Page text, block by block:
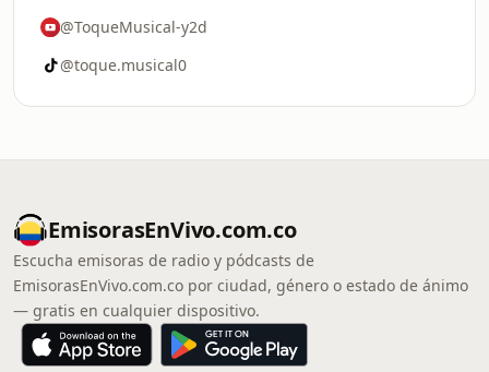
@ToqueMusical-y2d
@toque.musical0
EmisorasEnVivo.com.co
Escucha emisoras de radio y pódcasts de
EmisorasEnVivo.com.co por ciudad, género o estado de ánimo
— gratis en cualquier dispositivo.